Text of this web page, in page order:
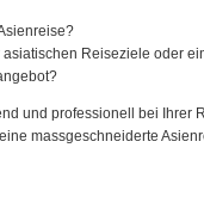
Reiseziele oder
und professionell bei Ihrer
massgeschneiderte